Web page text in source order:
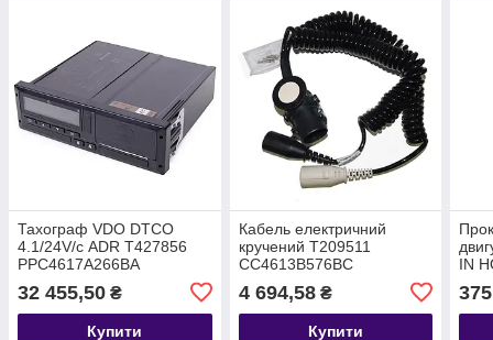
Тахограф VDO DTCO
4.1/24V/с ADR T427856
PPC4617A266BA
32 455,50 ₴
Купити
Кабель електричний
кручений T209511
CC4613B576BC
4 694,58₴
Купити
IN
375